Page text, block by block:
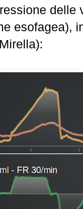
delle
esofagea),